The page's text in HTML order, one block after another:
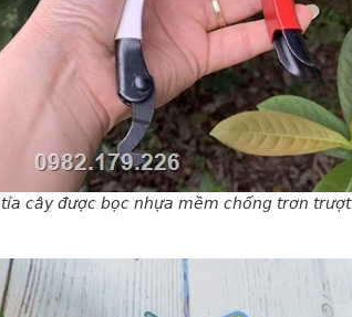
cây được bọc nhựa mềm chống trơn trượt